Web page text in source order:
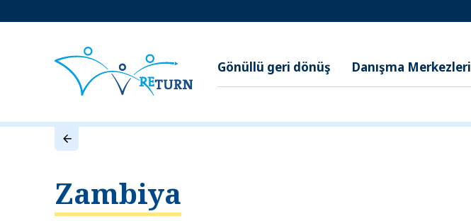
Gönüllü geri dönüş Danışma Merkezleri
Zambiya